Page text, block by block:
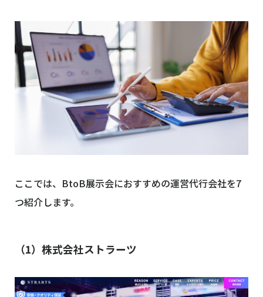
ここでは、BtoB展示会におすすめの運営代行会社を7
つ紹介します。
（1）株式会社ストラーツ